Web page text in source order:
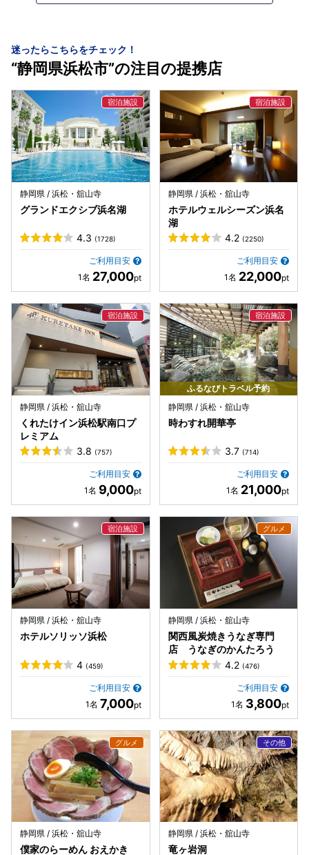
迷ったらこちらをチェック！
“静岡県浜松市”の注目の提携店
静岡県 / 浜松・舘山寺
グランドエクシブ浜名湖
4.3 (1728)
ご利用目安
27,000
静岡県 / 浜松・舘山寺
ホテルウェルシーズン浜名
湖
4.2 (2250)
ご利用目安
22,000
静岡県 / 浜松・舘山寺
くれたけイン浜松駅南口プ
レミアム
3.8 (757)
ご利用目安
9,000
ふるなびトラベル予約
静岡県 / 浜松・舘山寺
時わすれ開華亭
3.7 (714)
ご利用目安
21,000
静岡県 / 浜松・舘山寺
ホテルソリッソ浜松
4 (459)
ご利用目安
7,000
静岡県 / 浜松・舘山寺
関西風炭焼きうなぎ専門
店 うなぎのかんたろう
4.2 (476)
ご利用目安
3,800
静岡県 / 浜松・舘山寺
僕家のらーめん おえかき
静岡県 / 浜松・舘山寺
竜ヶ岩洞